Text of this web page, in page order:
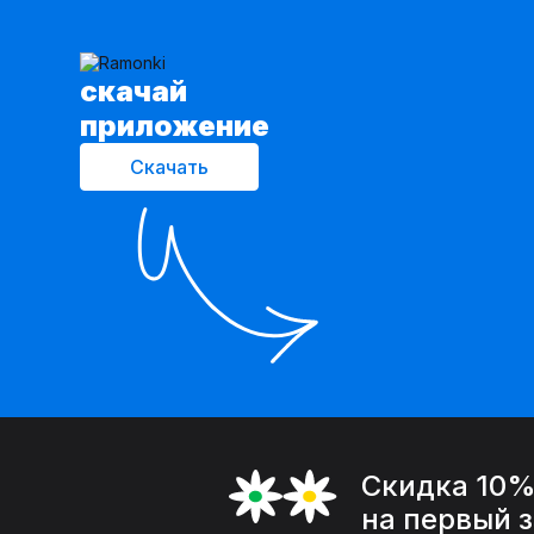
cкачай
приложение
Скачать
Скидка 10%
на первый